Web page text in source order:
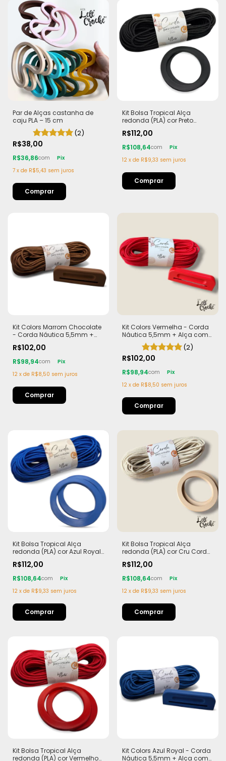
Par de Alças castanha de
caju PLA – 15 cm
(2)
R$38,00
R$36,86com
Pix
7 x de R$5,43 sem juros
Comprar
Kit Bolsa Tropical Alça
redonda (PLA) cor Preto
R$112,00
R$108,64com
Pix
12 x de R$9,33 sem juros
Kit Colors Marrom Chocolate
- Corda Náutica 5,5mm +
R$102,00
R$98,94com
Pix
12 x de R$8,50 sem juros
Kit Colors Vermelha - Corda
Náutica 5,5mm + Alça com
Imã (PLA)
(2)
R$102,00
R$98,94com
Pix
12 x de R$8,50 sem juros
Kit Bolsa Tropical Alça
redonda (PLA) cor Azul Royal
R$112,00
R$108,64com
Pix
12 x de R$9,33 sem juros
Kit Bolsa Tropical Alça
redonda (PLA) cor Cru Corda
R$112,00
R$108,64com
Pix
12 x de R$9,33 sem juros
Kit Bolsa Tropical Alça
redonda (PLA) cor Vermelho
Kit Colors Azul Royal - Corda
Náutica 5,5mm + Alça com